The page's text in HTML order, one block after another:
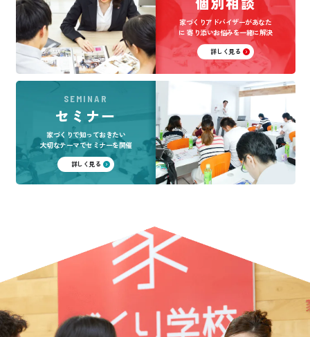
家づくりアドバイザーがあなた
に寄り添いお悩みを一緒に解決
詳しく見る
SEMINAR
セミナー
家づくりで知っておきたい
大切なテーマでセミナーを開催
詳しく見る